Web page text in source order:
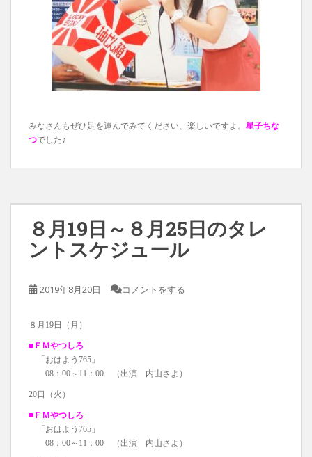
みなさんもぜひ足を運んでみてください、楽しいですよ。 星子ちな
つでした♪
８月19日～８月25日のタレ
ントスケジュール
2019年8月20日 コメントをする
８月19日（月）
■ＦＭやつしろ
「おはよう765」
08：00～11：00 （出演 内山さよ）
20日（火）
■ＦＭやつしろ
「おはよう765」
08：00～11：00 （出演 内山さよ）